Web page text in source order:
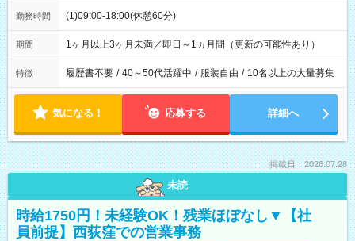
勤務時間 (1)09:00-18:00(休憩60分)
期間 1ヶ月以上3ヶ月未満／即日～1ヵ月間（更新の可能性あり）
特徴 履歴書不要 / 40～50代活躍中 / 服装自由 / 10名以上の大量募集
気になる！ 応募する 詳細へ
掲載日：2026.07.28
未読
時給1750円！未経験OK！残業ほぼなし▼【社
員前提】西荻窪での営業事務